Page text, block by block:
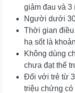
giảm đau và 3
Người dưới
Thời gian điều
hạ sốt là
Không dùng
chưa đạt thể
Đối với trẻ từ
triệu chứng có